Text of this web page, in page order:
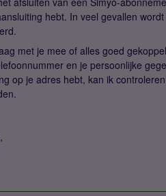
hebt. In veel gevallen
met je mee of alles goed
en je persoonlijke
op je adres hebt, kan ik